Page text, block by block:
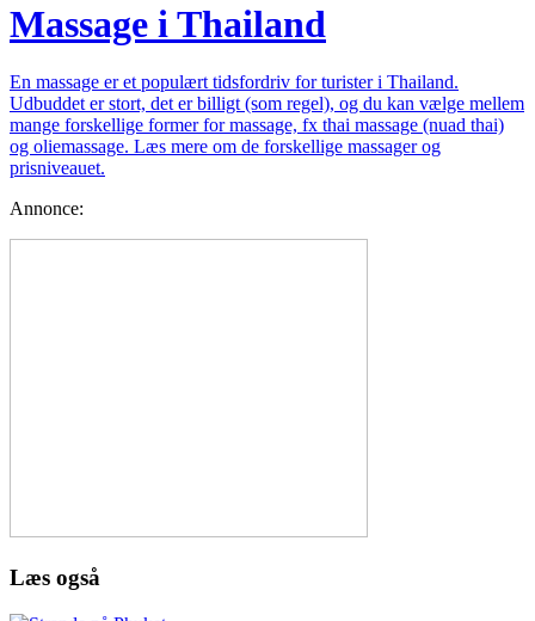
Massage i Thailand
En massage er et populært tidsfordriv for turister i Thailand.
Udbuddet er stort, det er billigt (som regel), og du kan vælge mellem
mange forskellige former for massage, fx thai massage (nuad thai)
og oliemassage. Læs mere om de forskellige massager og
prisniveauet.
Annonce:
Læs også